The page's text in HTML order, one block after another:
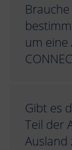
um eine
Gibt es
Teil der
Ausland